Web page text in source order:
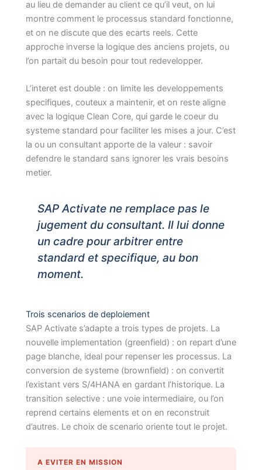
au lieu de demander au client ce qu’il veut, on lui
montre comment le processus standard fonctionne,
et on ne discute que des ecarts reels. Cette
approche inverse la logique des anciens projets, ou
l’on partait du besoin pour tout redevelopper.
L’interet est double : on limite les developpements
specifiques, couteux a maintenir, et on reste aligne
avec la logique Clean Core, qui garde le coeur du
systeme standard pour faciliter les mises a jour. C’est
la ou un consultant apporte de la valeur : savoir
defendre le standard sans ignorer les vrais besoins
metier.
SAP Activate ne remplace pas le
jugement du consultant. Il lui donne
un cadre pour arbitrer entre
standard et specifique, au bon
moment.
Trois scenarios de deploiement
SAP Activate s’adapte a trois types de projets. La
nouvelle implementation (greenfield) : on repart d’une
page blanche, ideal pour repenser les processus. La
conversion de systeme (brownfield) : on convertit
l’existant vers S/4HANA en gardant l’historique. La
transition selective : une voie intermediaire, ou l’on
reprend certains elements et on en reconstruit
d’autres. Le choix de scenario oriente tout le projet.
A EVITER EN MISSION